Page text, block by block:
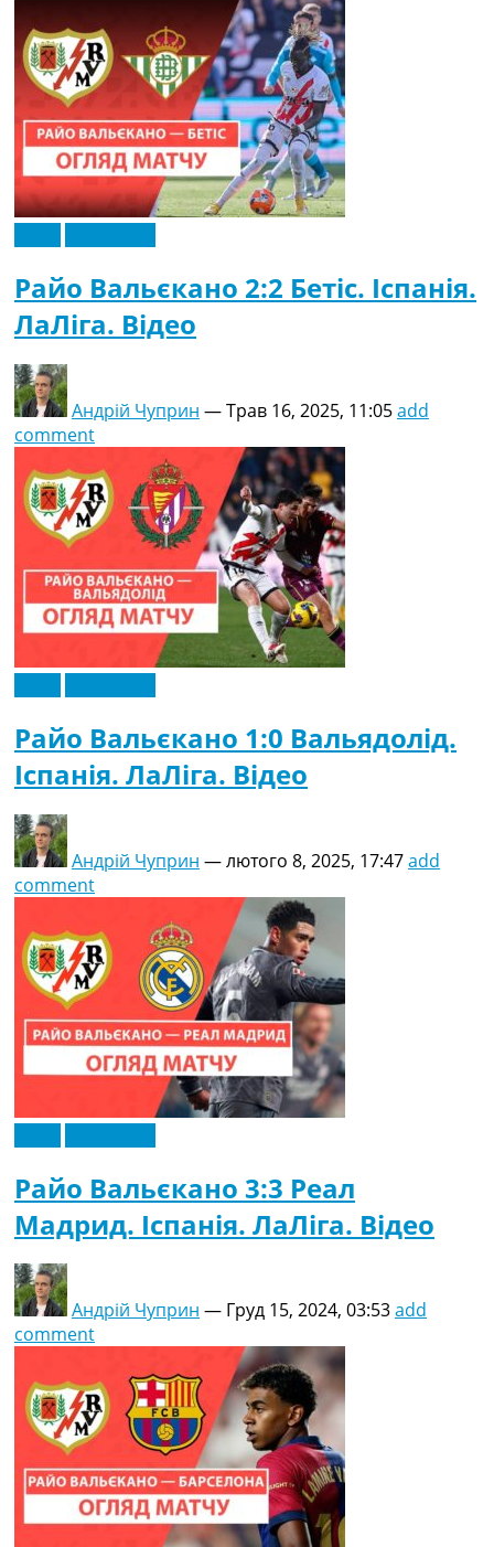
Райо Вальєкано 2:2 Бетіс. Іспанія.
ЛаЛіга. Відео
Андрій Чуприн —Трав 16, 2025, 11:05add
comment
Райо Вальєкано 1:0 Вальядолід.
Іспанія. ЛаЛіга. Відео
Андрій Чуприн —лютого 8, 2025, 17:47add
comment
Райо Вальєкано 3:3 Реал
Мадрид. Іспанія. ЛаЛіга. Відео
Андрій Чуприн — Груд 15, 2024, 03:53add
comment